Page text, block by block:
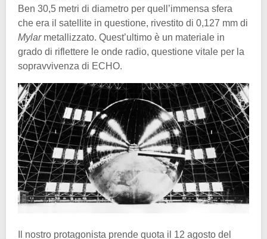
Ben 30,5 metri di diametro per quell’immensa sfera
che era il satellite in questione, rivestito di 0,127 mm di
Mylarmetallizzato. Quest’ultimo è un materiale in
grado di riflettere le onde radio, questione vitale per la
sopravvivenza di ECHO.
Il nostro protagonista prende quota il 12 agosto del